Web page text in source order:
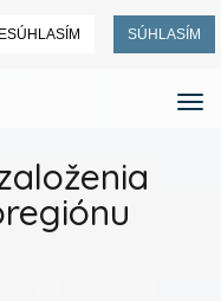
SÚHLASÍM